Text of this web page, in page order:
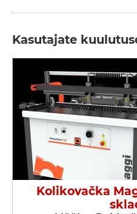
Kasutajate
Kolikovačka